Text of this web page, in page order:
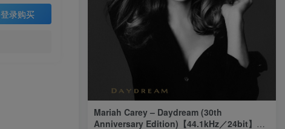
登录购买
Mariah Carey – Daydream (30th
Anniversary Edition)【44.1kHz／24bit】美